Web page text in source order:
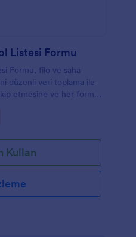
Listesi Formu
Formu, filo ve saha
düzenli veri toplama ile
etmesine ve her form
Kullan